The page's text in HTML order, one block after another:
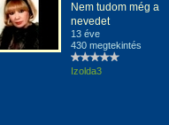
Nem tudom még a
nevedet
13 éve
430 megtekintés
Izolda3